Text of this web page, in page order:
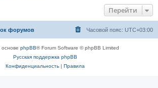
Перейти
форумов Часовой пояс: UTC+03:00
phpBB® Forum Software © phpBB Limited
Русская поддержка phpBB
Конфиденциальность| Правила